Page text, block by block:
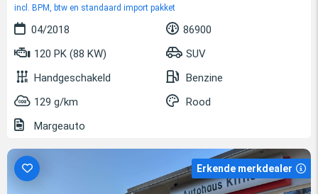
incl. BPM, btw en standaard import pakket
04/2018
86900
120 PK (88 KW)
SUV
Handgeschakeld
Benzine
129 g/km
Rood
Margeauto
Erkende merkdealer